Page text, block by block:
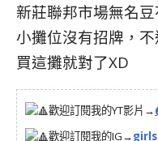
新莊聯邦市場無名
小攤位沒有招牌，
買這攤就對了XD
歡迎訂閱我的YT影片→
歡迎訂閱我的IG→